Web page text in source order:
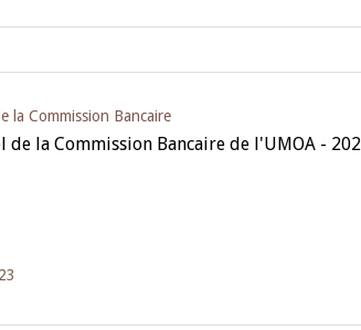
la Commission Bancaire
de la Commission Bancaire de l'UMOA -